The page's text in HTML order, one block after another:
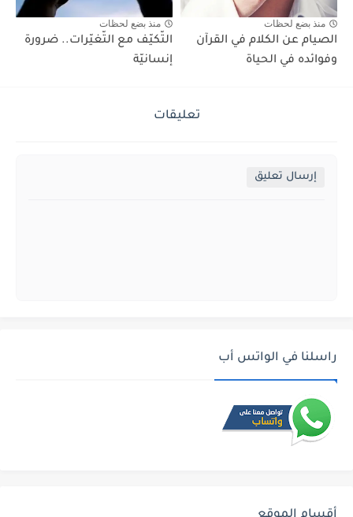
منذ بضع لحظات
الصيام عن الكلام في القرآن
وفوائده في الحياة
منذ بضع لحظات
التّكيّف مع التّغيّرات.. ضرورة
إنسانيّة
تعليقات
إرسال تعليق
راسلنا في الواتس أب